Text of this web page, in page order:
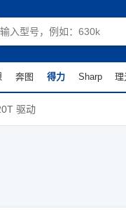
奔图 得力 Sharp 理
驱动